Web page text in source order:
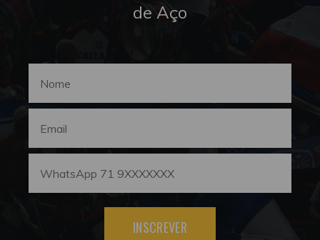
de Aço
INSCREVER